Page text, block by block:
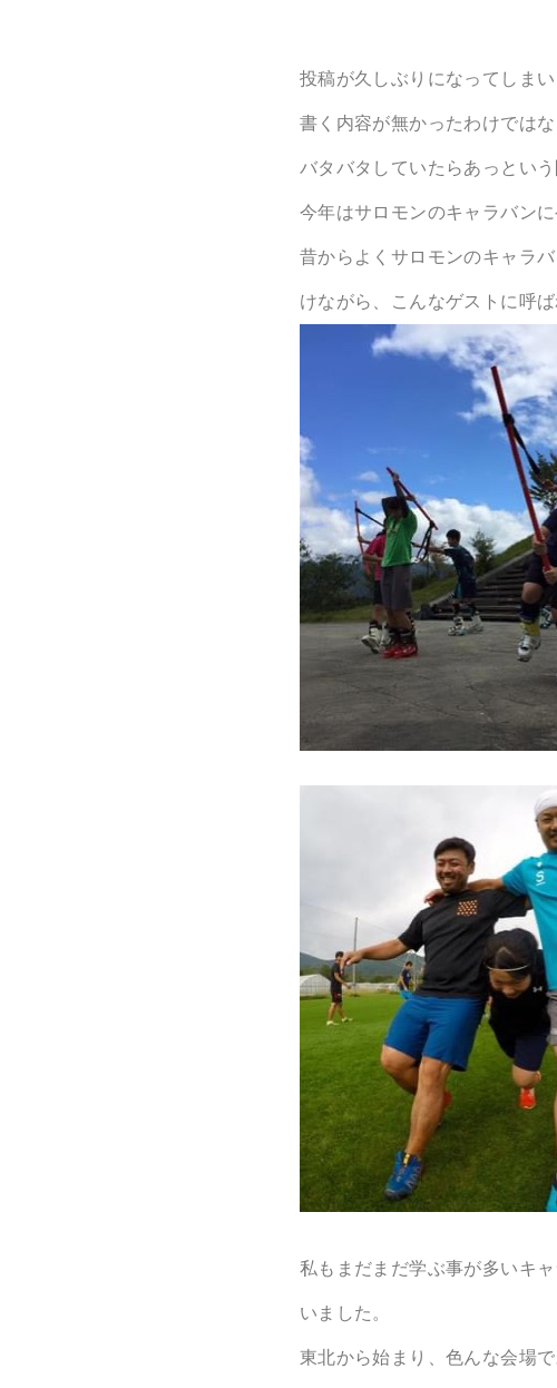
投稿が久しぶりになってしまい
書く内容が無かったわけでは
バタバタしていたらあっとい
今年はサロモンのキャラバン
昔からよくサロモンのキャラ
けながら、こんなゲストに呼
私もまだまだ学ぶ事が多いキ
いました。
東北から始まり、色んな会場